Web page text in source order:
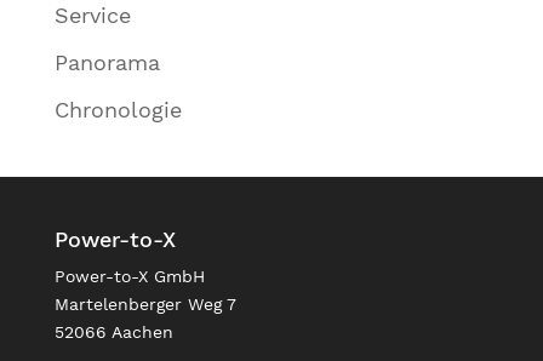
Service
Panorama
Chronologie
Power-to-X
Power-to-X GmbH
Martelenberger Weg 7
52066 Aachen